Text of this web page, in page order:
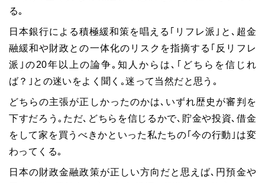
る｡
日本銀行による積極緩和策を唱える｢リフレ派｣と､超金
融緩和や財政との一体化のリスクを指摘する｢反リフレ
派｣の20年以上の論争｡知人からは､｢どちらを信じれ
ば？｣との迷いをよく聞く｡迷って当然だと思う｡
どちらの主張が正しかったのかは､いずれ歴史が審判を
下すだろう｡ただ､どちらを信じるかで､貯金や投資､借金
をして家を買うべきかといった私たちの｢今の行動｣は変
わってくる｡
日本の財政金融政策が正しい方向だと思えば､円預金や